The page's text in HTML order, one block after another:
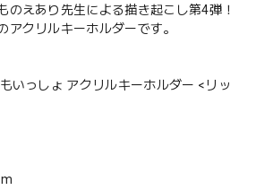
のえあり先生による描き起こし第4弾！
アクリルキーホルダーです。
いっしょ アクリルキーホルダー <リッ